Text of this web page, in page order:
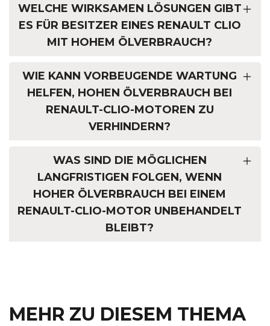
WELCHE WIRKSAMEN LÖSUNGEN GIBT
ES FÜR BESITZER EINES RENAULT CLIO
MIT HOHEM ÖLVERBRAUCH?
WIE KANN VORBEUGENDE WARTUNG
HELFEN, HOHEN ÖLVERBRAUCH BEI
RENAULT-CLIO-MOTOREN ZU
VERHINDERN?
WAS SIND DIE MÖGLICHEN
LANGFRISTIGEN FOLGEN, WENN
HOHER ÖLVERBRAUCH BEI EINEM
RENAULT-CLIO-MOTOR UNBEHANDELT
BLEIBT?
MEHR ZU DIESEM THEMA